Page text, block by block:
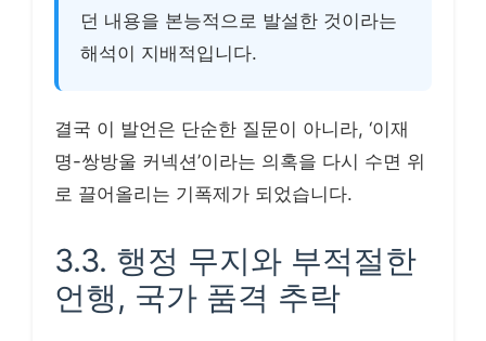
던 내용을 본능적으로 발설한 것이라는
해석이 지배적입니다.
결국 이 발언은 단순한 질문이 아니라, ‘이재
명-쌍방울 커넥션’이라는 의혹을 다시 수면 위
로 끌어올리는 기폭제가 되었습니다.
3.3. 행정 무지와 부적절한
언행, 국가 품격 추락